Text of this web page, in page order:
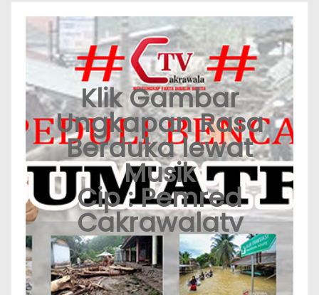
Klik Gambar
Ungkapan Rasa
Berduka lewat
Musik
Cip : Pemred
Cakrawalatv